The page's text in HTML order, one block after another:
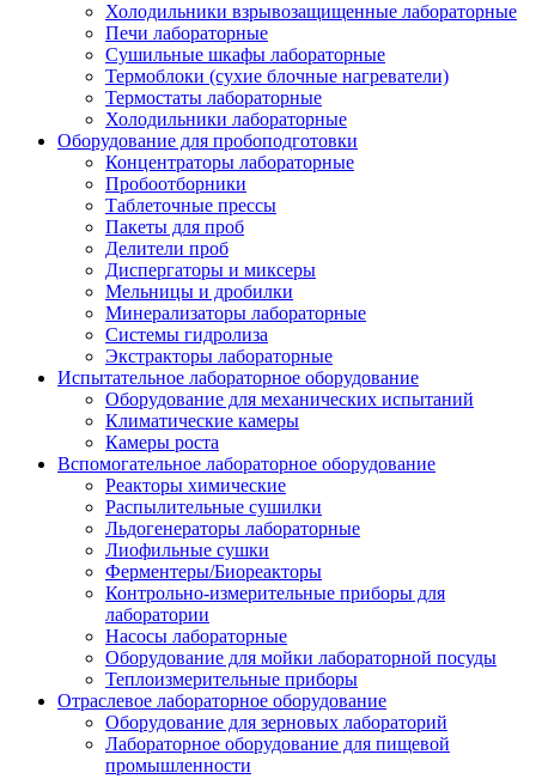
Холодильники взрывозащищенные лабораторные
Печи лабораторные
Сушильные шкафы лабораторные
Термоблоки (сухие блочные нагреватели)
Термостаты лабораторные
Холодильники лабораторные
Оборудование для пробоподготовки
Концентраторы лабораторные
Пробоотборники
Таблеточные прессы
Пакеты для проб
Делители проб
Диспергаторы и миксеры
Мельницы и дробилки
Минерализаторы лабораторные
Системы гидролиза
Экстракторы лабораторные
Испытательное лабораторное оборудование
Оборудование для механических испытаний
Климатические камеры
Камеры роста
Вспомогательное лабораторное оборудование
Реакторы химические
Распылительные сушилки
Льдогенераторы лабораторные
Лиофильные сушки
Ферментеры/Биореакторы
Контрольно-измерительные приборы для
лаборатории
Насосы лабораторные
Оборудование для мойки лабораторной посуды
Теплоизмерительные приборы
Отраслевое лабораторное оборудование
Оборудование для зерновых лабораторий
Лабораторное оборудование для пищевой
промышленности